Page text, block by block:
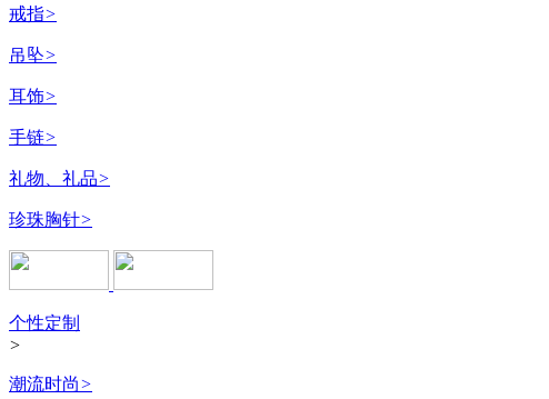
戒指>
吊坠>
耳饰>
手链>
礼物、礼品>
珍珠胸针>
个性定制
>
潮流时尚>